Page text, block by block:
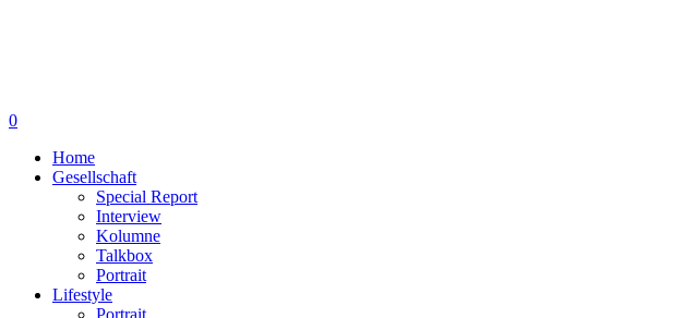
0
Home
Gesellschaft
Special Report
Interview
Kolumne
Talkbox
Portrait
Lifestyle
Portrait